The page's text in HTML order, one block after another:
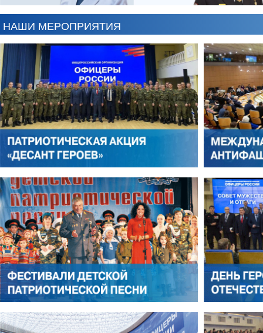
НАШИ МЕРОПРИЯТИЯ
АЛЕКСАНДР ЯНЕВСКИЙ
ЛЕОНИД ЯКУБОВИЧ
АЛЕКСЕЙ ФИЛАТОВ
АЛЕКСАНДР